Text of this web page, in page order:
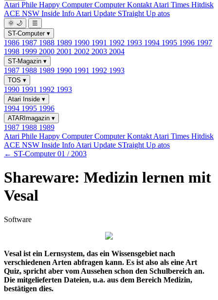
Atari Phile Happy ComputerComputer Kontakt Atari Times Hitdisk
ACE NSW Inside Info Atari Update STraight Up atos
🌞 🌙
☰
ST-Computer ▾
1986 1987 1988 1989 1990 1991 1992 1993 1994 1995 1996 1997
1998 1999 2000 2001 2002 2003 2004
ST-Magazin ▾
1987 1988 1989 1990 1991 1992 1993
TOS ▾
1990 1991 1992 1993
Atari Inside ▾
1994 1995 1996
ATARImagazin ▾
1987 1988 1989
Atari Phile Happy ComputerComputer Kontakt Atari Times Hitdisk
ACE NSW Inside Info Atari Update STraight Up atos
← ST-Computer 01 / 2003
Shareware: Medizin lernen mit
Vesal
Software
Vesal ist ein Lernsystem, das ein Wissensgebiet nach
verschiedenen Arten abfragen kann. Es ist also als eine Art
Quiz, spricht aber vom Aussehen schon den Schulbereich an.
Die mitgelieferten Dateien, u.a. aus dem Bereich Medizin,
bestätigen dies.